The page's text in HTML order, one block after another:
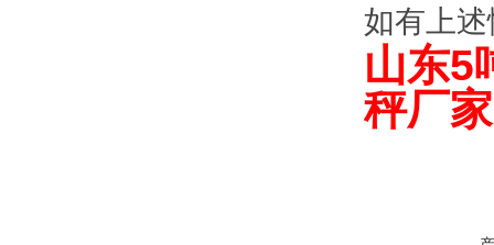
如有上
山东5
秤厂家